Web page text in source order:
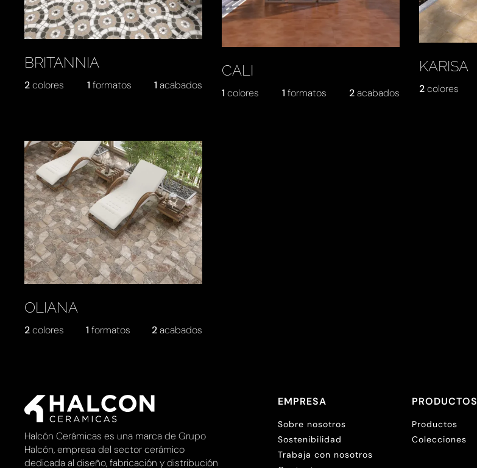
BRITANNIA
2colores 1 formatos 1 acabados
CALI
1 colores 1 formatos 2acabados
KARISA
2colores
OLIANA
2colores 1 formatos 2acabados
Halcón Cerámicas es una marca de Grupo
Halcón, empresa del sector cerámico
dedicada al diseño, fabricación y distribución
EMPRESA
Sobre nosotros
Sostenibilidad
Trabaja con nosotros
PRODUCTOS
Productos
Colecciones